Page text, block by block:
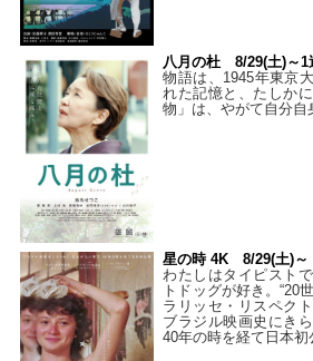
八月の杜 8/29(土)～1
物語は、1945年東京
れた記憶と、たしか
物」は、やがて自分自
星の時 4K 8/29(土)～
わたしはタイピスト
トドッグが好き。“20
ラリッセ・リスペク
ブラジル映画史にき
40年の時を経て⽇本初